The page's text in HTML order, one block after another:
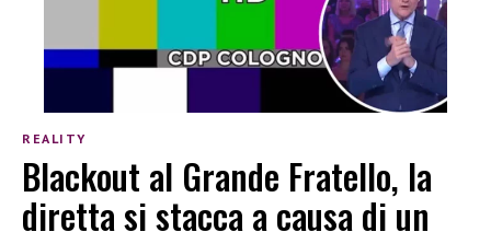
REALITY
Blackout al Grande Fratello, la
diretta si stacca a causa di un